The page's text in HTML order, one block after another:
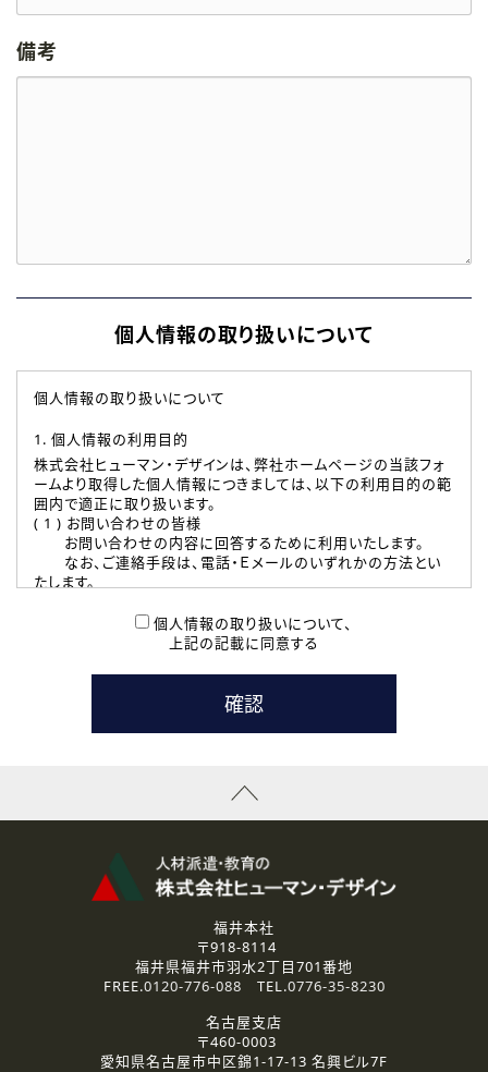
備考
個人情報の取り扱いについて
個人情報の取り扱いについて
1. 個人情報の利用目的
株式会社ヒューマン・デザインは、弊社ホームページの当該フォ
ームより取得した個人情報につきましては、以下の利用目的の範
囲内で適正に取り扱います。
( 1 ) お問い合わせの皆様
お問い合わせの内容に回答するために利用いたします。
なお、ご連絡手段は、電話・Ｅメールのいずれかの方法とい
たします。
本登録に関するご連絡および本登録時の参考情報として利
たします。
( 3 ) スタッフ派遣を検討されている企業の皆様
お問い合わせの内容に回答するために利用いたします。
なお、ご連絡手段は、電話・Ｅメールのいずれかの方法とい
資料送付、受講相談に関するご連絡のために利用いたしま
その他、お問い合わせの内容に回答するために利用いたし
なお、ご連絡手段は、電話・Ｅメールのいずれかの方法とい
2.個人情報の第三者提供
ご提供いただいた個人情報は、法令等の規定に従う場合を除き、
3.個人情報の取り扱いの委託
弊社の定める個人情報保護の評価基準を満たした委託先に、個
個人情報の取り扱いについて、
上記の記載に同意する
福井本社
〒918-8114
福井県福井市羽水2丁目701番地
FREE.0120-776-088 TEL.0776-35-8230
名古屋支店
〒460-0003
愛知県名古屋市中区錦1-17-13 名興ビル7F